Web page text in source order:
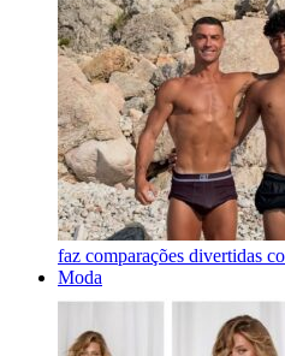
faz comparações divertidas
Moda